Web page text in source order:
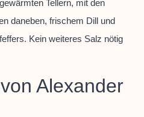
Tellern, mit den
daneben, frischem Dill und
Kein weiteres Salz nötig
Alexander